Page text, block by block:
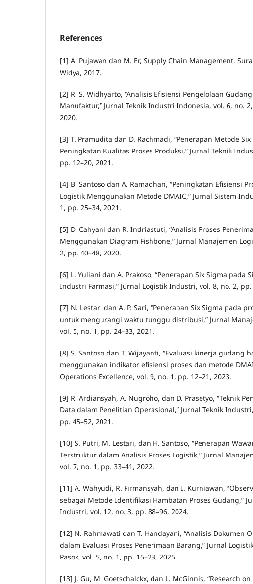
References
[1] A. Pujawan dan M. Er, Supply Chain Management.
Widya, 2017.
[2] R. S. Widhyarto, “Analisis Efisiensi Pengelolaan
Manufaktur,” Jurnal Teknik Industri Indonesia, vol. 6, no.
2020.
[3] T. Pramudita dan D. Rachmadi, “Penerapan Metode
Peningkatan Kualitas Proses Produksi,” Jurnal Teknik
pp. 12–20, 2021.
[4] B. Santoso dan A. Ramadhan, “Peningkatan Efisiensi
Logistik Menggunakan Metode DMAIC,” Jurnal Sistem
1, pp. 25–34, 2021.
[5] D. Cahyani dan R. Indriastuti, “Analisis Proses
Menggunakan Diagram Fishbone,” Jurnal Manajemen
2, pp. 40–48, 2020.
[6] L. Yuliani dan A. Prakoso, “Penerapan Six Sigma pada
Industri Farmasi,” Jurnal Logistik Industri, vol. 8, no. 2, pp.
[7] N. Lestari dan A. P. Sari, “Penerapan Six Sigma pada
untuk mengurangi waktu tunggu distribusi,” Jurnal
vol. 5, no. 1, pp. 24–33, 2021.
[8] S. Santoso dan T. Wijayanti, “Evaluasi kinerja gudang
menggunakan indikator efisiensi proses dan metode
Operations Excellence, vol. 9, no. 1, pp. 12–21, 2023.
[9] R. Ardiansyah, A. Nugroho, dan D. Prasetyo, “Teknik
Data dalam Penelitian Operasional,” Jurnal Teknik
pp. 45–52, 2021.
[10] S. Putri, M. Lestari, dan H. Santoso, “Penerapan
Terstruktur dalam Analisis Proses Logistik,” Jurnal
vol. 7, no. 1, pp. 33–41, 2022.
[11] A. Wahyudi, R. Firmansyah, dan I. Kurniawan,
sebagai Metode Identifikasi Hambatan Proses Gudang,”
Industri, vol. 12, no. 3, pp. 88–96, 2024.
[12] N. Rahmawati dan T. Handayani, “Analisis Dokumen
dalam Evaluasi Proses Penerimaan Barang,” Jurnal
Pasok, vol. 5, no. 1, pp. 15–23, 2025.
[13] J. Gu, M. Goetschalckx, dan L. McGinnis, “Research